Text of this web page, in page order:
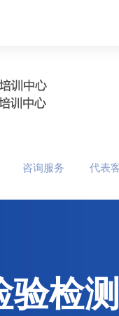
咨询服务 代表
验检